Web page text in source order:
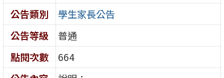
公告類別
學生家長公告
公告等級
普通
點閱次數
664